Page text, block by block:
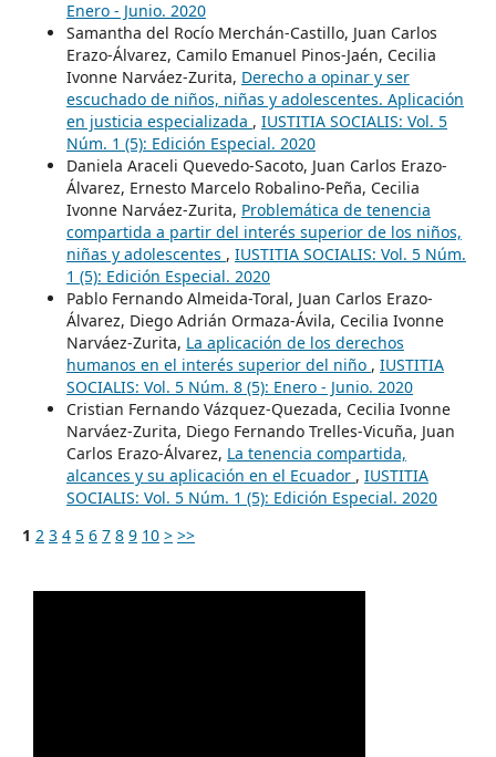
Enero - Junio. 2020
Samantha del Rocío Merchán-Castillo, Juan Carlos
Erazo-Álvarez, Camilo Emanuel Pinos-Jaén, Cecilia
Ivonne Narváez-Zurita, Derecho a opinar y ser
escuchado de niños, niñas y adolescentes. Aplicación
en justicia especializada , IUSTITIA SOCIALIS: Vol. 5
Núm. 1 (5): Edición Especial. 2020
Daniela Araceli Quevedo-Sacoto, Juan Carlos Erazo-
Álvarez, Ernesto Marcelo Robalino-Peña, Cecilia
Ivonne Narváez-Zurita, Problemática de tenencia
compartida a partir del interés superior de los niños,
niñas y adolescentes , IUSTITIA SOCIALIS: Vol. 5 Núm.
1 (5): Edición Especial. 2020
Pablo Fernando Almeida-Toral, Juan Carlos Erazo-
Álvarez, Diego Adrián Ormaza-Ávila, Cecilia Ivonne
Narváez-Zurita, La aplicación de los derechos
humanos en el interés superior del niño , IUSTITIA
SOCIALIS: Vol. 5 Núm. 8 (5): Enero - Junio. 2020
Cristian Fernando Vázquez-Quezada, Cecilia Ivonne
Narváez-Zurita, Diego Fernando Trelles-Vicuña, Juan
Carlos Erazo-Álvarez, La tenencia compartida,
alcances y su aplicación en el Ecuador , IUSTITIA
SOCIALIS: Vol. 5 Núm. 1 (5): Edición Especial. 2020
1 2 3 4 5 6 7 8 9 10 > >>